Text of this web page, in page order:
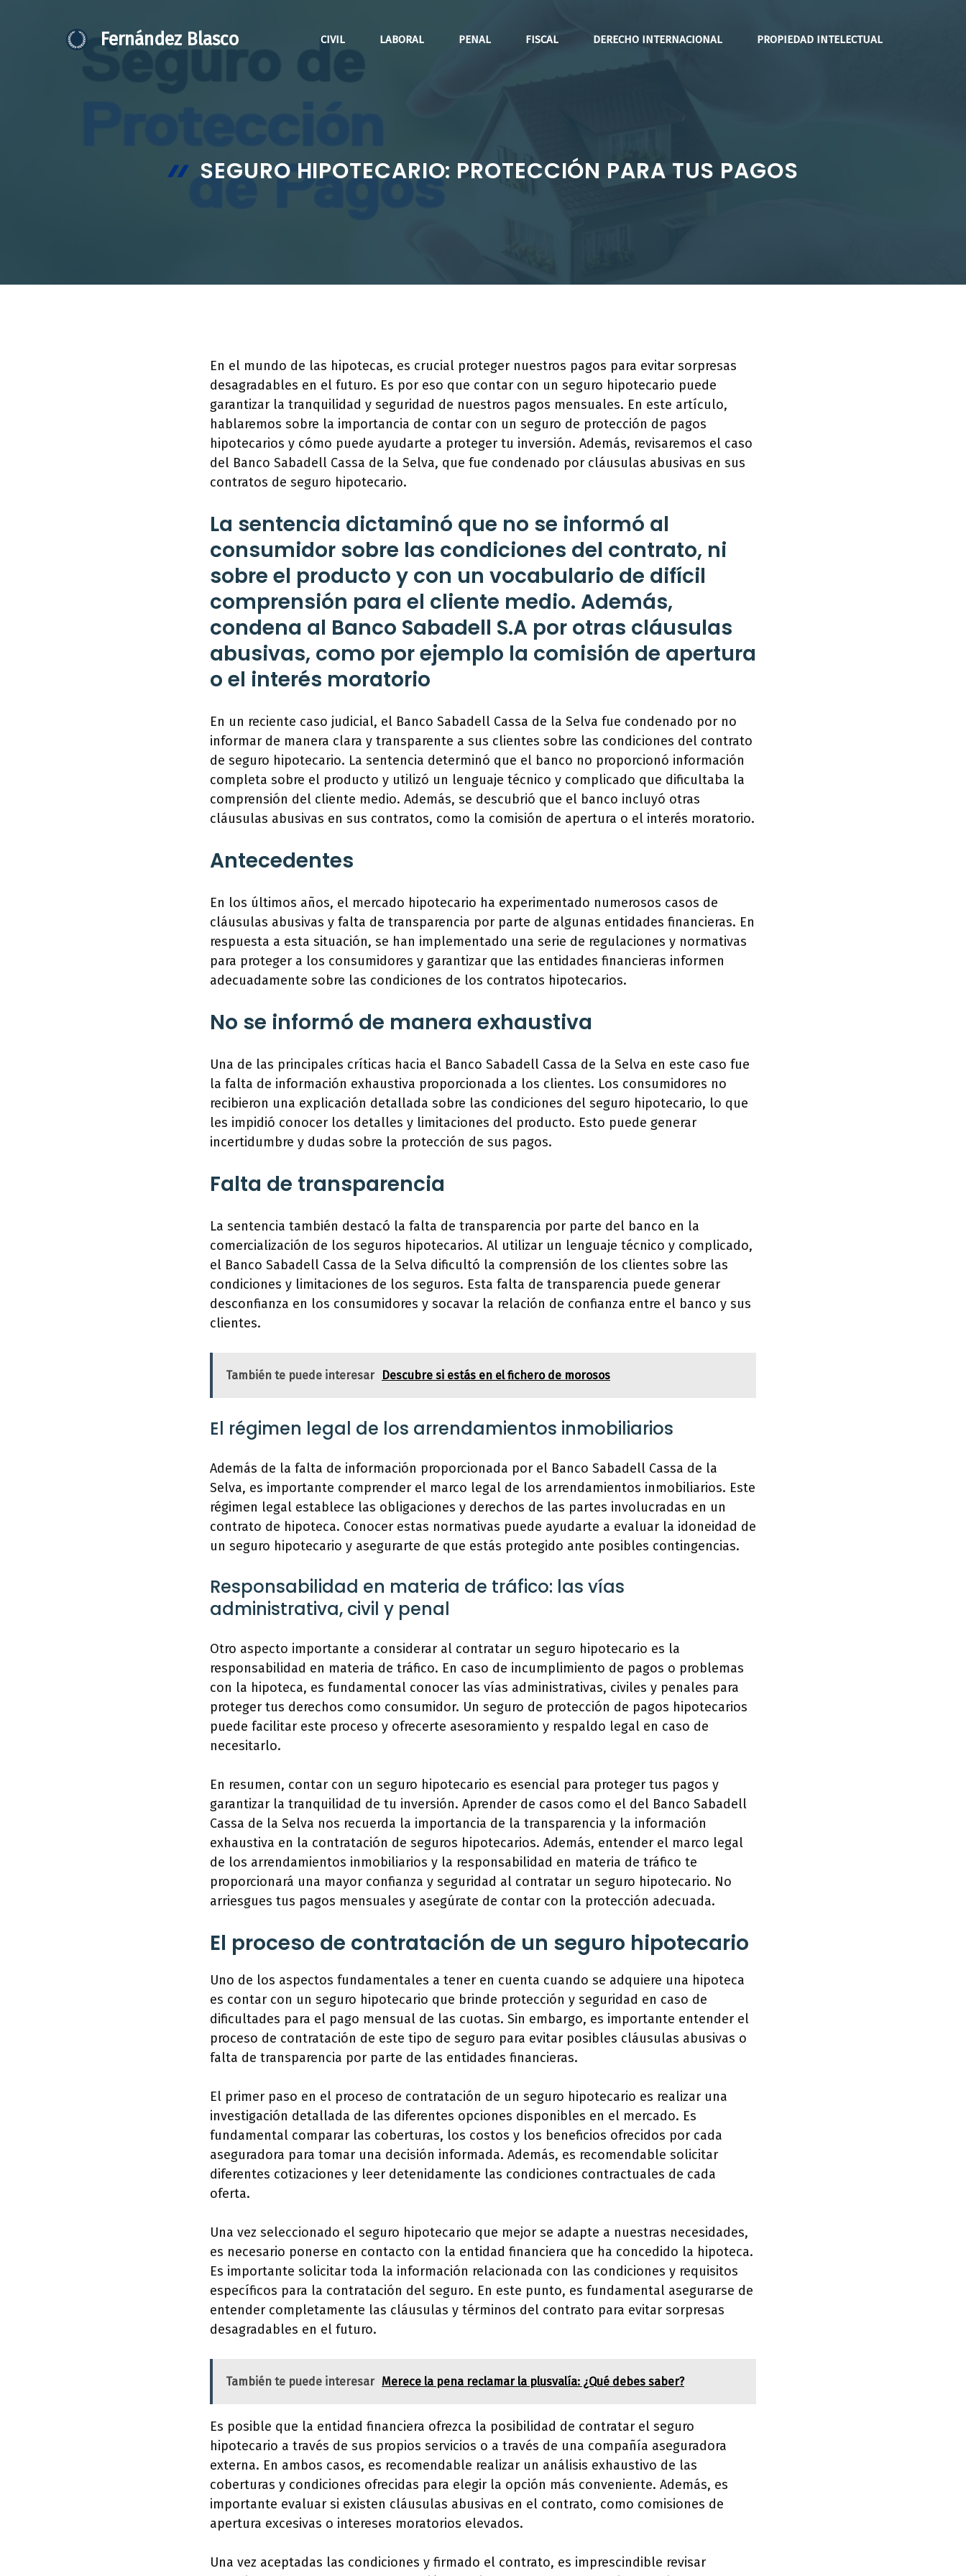
Fernández Blasco CIVIL LABORAL PENAL FISCAL DERECHO INTERNACIONAL PROPIEDAD INTELECTUAL
SEGURO HIPOTECARIO: PROTECCIÓN PARA TUS PAGOS
En el mundo de las hipotecas, es crucial proteger nuestros pagos para evitar sorpresas
desagradables en el futuro. Es por eso que contar con un seguro hipotecario puede
garantizar la tranquilidad y seguridad de nuestros pagos mensuales. En este artículo,
hablaremos sobre la importancia de contar con un seguro de protección de pagos
hipotecarios y cómo puede ayudarte a proteger tu inversión. Además, revisaremos el caso
del Banco Sabadell Cassa de la Selva, que fue condenado por cláusulas abusivas en sus
contratos de seguro hipotecario.
La sentencia dictaminó que no se informó al
consumidor sobre las condiciones del contrato, ni
sobre el producto y con un vocabulario de difícil
comprensión para el cliente medio. Además,
condena al Banco Sabadell S.A por otras cláusulas
abusivas, como por ejemplo la comisión de apertura
o el interés moratorio
En un reciente caso judicial, el Banco Sabadell Cassa de la Selva fue condenado por no
informar de manera clara y transparente a sus clientes sobre las condiciones del contrato
de seguro hipotecario. La sentencia determinó que el banco no proporcionó información
completa sobre el producto y utilizó un lenguaje técnico y complicado que dificultaba la
comprensión del cliente medio. Además, se descubrió que el banco incluyó otras
cláusulas abusivas en sus contratos, como la comisión de apertura o el interés moratorio.
Antecedentes
En los últimos años, el mercado hipotecario ha experimentado numerosos casos de
cláusulas abusivas y falta de transparencia por parte de algunas entidades financieras. En
respuesta a esta situación, se han implementado una serie de regulaciones y normativas
para proteger a los consumidores y garantizar que las entidades financieras informen
adecuadamente sobre las condiciones de los contratos hipotecarios.
No se informó de manera exhaustiva
Una de las principales críticas hacia el Banco Sabadell Cassa de la Selva en este caso fue
la falta de información exhaustiva proporcionada a los clientes. Los consumidores no
recibieron una explicación detallada sobre las condiciones del seguro hipotecario, lo que
les impidió conocer los detalles y limitaciones del producto. Esto puede generar
incertidumbre y dudas sobre la protección de sus pagos.
Falta de transparencia
La sentencia también destacó la falta de transparencia por parte del banco en la
comercialización de los seguros hipotecarios. Al utilizar un lenguaje técnico y complicado,
el Banco Sabadell Cassa de la Selva dificultó la comprensión de los clientes sobre las
condiciones y limitaciones de los seguros. Esta falta de transparencia puede generar
desconfianza en los consumidores y socavar la relación de confianza entre el banco y sus
clientes.
También te puede interesar Descubre si estás en el fichero de morosos
El régimen legal de los arrendamientos inmobiliarios
Además de la falta de información proporcionada por el Banco Sabadell Cassa de la
Selva, es importante comprender el marco legal de los arrendamientos inmobiliarios. Este
régimen legal establece las obligaciones y derechos de las partes involucradas en un
contrato de hipoteca. Conocer estas normativas puede ayudarte a evaluar la idoneidad de
un seguro hipotecario y asegurarte de que estás protegido ante posibles contingencias.
Responsabilidad en materia de tráfico: las vías
administrativa, civil y penal
Otro aspecto importante a considerar al contratar un seguro hipotecario es la
responsabilidad en materia de tráfico. En caso de incumplimiento de pagos o problemas
con la hipoteca, es fundamental conocer las vías administrativas, civiles y penales para
proteger tus derechos como consumidor. Un seguro de protección de pagos hipotecarios
puede facilitar este proceso y ofrecerte asesoramiento y respaldo legal en caso de
necesitarlo.
En resumen, contar con un seguro hipotecario es esencial para proteger tus pagos y
garantizar la tranquilidad de tu inversión. Aprender de casos como el del Banco Sabadell
Cassa de la Selva nos recuerda la importancia de la transparencia y la información
exhaustiva en la contratación de seguros hipotecarios. Además, entender el marco legal
de los arrendamientos inmobiliarios y la responsabilidad en materia de tráfico te
proporcionará una mayor confianza y seguridad al contratar un seguro hipotecario. No
arriesgues tus pagos mensuales y asegúrate de contar con la protección adecuada.
El proceso de contratación de un seguro hipotecario
Uno de los aspectos fundamentales a tener en cuenta cuando se adquiere una hipoteca
es contar con un seguro hipotecario que brinde protección y seguridad en caso de
dificultades para el pago mensual de las cuotas. Sin embargo, es importante entender el
proceso de contratación de este tipo de seguro para evitar posibles cláusulas abusivas o
falta de transparencia por parte de las entidades financieras.
El primer paso en el proceso de contratación de un seguro hipotecario es realizar una
investigación detallada de las diferentes opciones disponibles en el mercado. Es
fundamental comparar las coberturas, los costos y los beneficios ofrecidos por cada
aseguradora para tomar una decisión informada. Además, es recomendable solicitar
diferentes cotizaciones y leer detenidamente las condiciones contractuales de cada
oferta.
Una vez seleccionado el seguro hipotecario que mejor se adapte a nuestras necesidades,
es necesario ponerse en contacto con la entidad financiera que ha concedido la hipoteca.
Es importante solicitar toda la información relacionada con las condiciones y requisitos
específicos para la contratación del seguro. En este punto, es fundamental asegurarse de
entender completamente las cláusulas y términos del contrato para evitar sorpresas
desagradables en el futuro.
También te puede interesar Merece la pena reclamar la plusvalía: ¿Qué debes saber?
Es posible que la entidad financiera ofrezca la posibilidad de contratar el seguro
hipotecario a través de sus propios servicios o a través de una compañía aseguradora
externa. En ambos casos, es recomendable realizar un análisis exhaustivo de las
coberturas y condiciones ofrecidas para elegir la opción más conveniente. Además, es
importante evaluar si existen cláusulas abusivas en el contrato, como comisiones de
apertura excesivas o intereses moratorios elevados.
Una vez aceptadas las condiciones y firmado el contrato, es imprescindible revisar